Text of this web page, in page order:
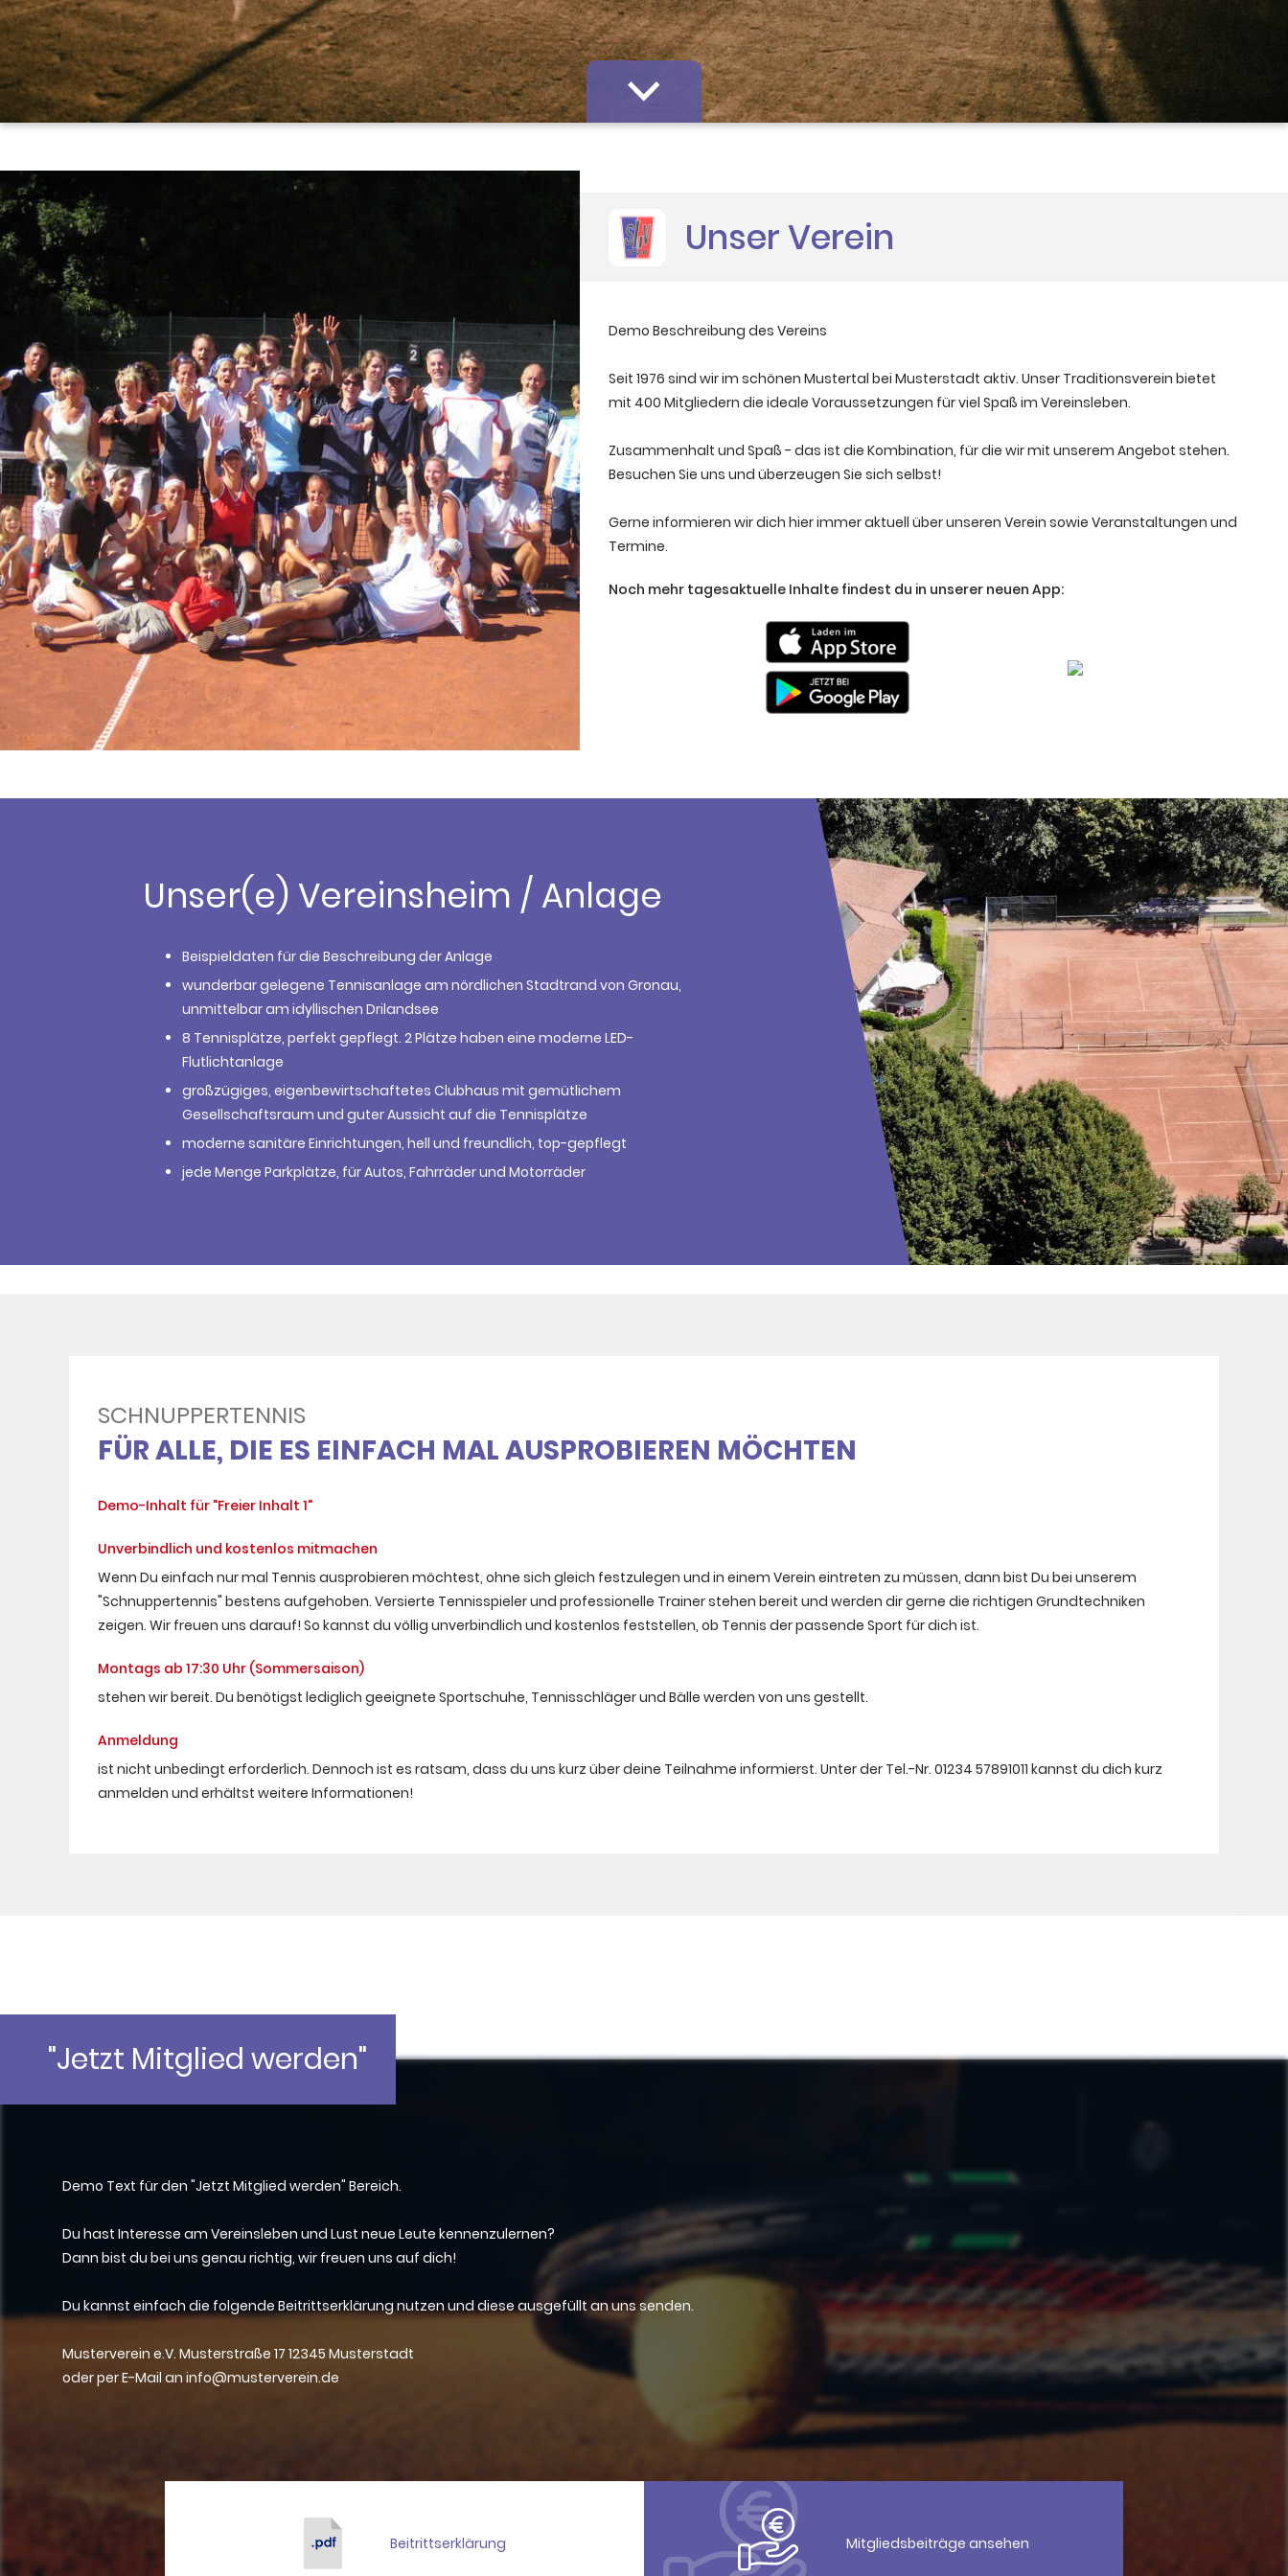
Unser Verein
Demo Beschreibung des Vereins
Seit 1976 sind wir im schönen Mustertal bei Musterstadt aktiv. Unser Traditionsverein bietet
mit 400 Mitgliedern die ideale Voraussetzungen für viel Spaß im Vereinsleben.
Zusammenhalt und Spaß - das ist die Kombination, für die wir mit unserem Angebot stehen.
Besuchen Sie uns und überzeugen Sie sich selbst!
Gerne informieren wir dich hier immer aktuell über unseren Verein sowie Veranstaltungen und
Termine.
Noch mehr tagesaktuelle Inhalte findest du in unserer neuen App:
Unser(e) Vereinsheim / Anlage
Beispieldaten für die Beschreibung der Anlage
wunderbar gelegene Tennisanlage am nördlichen Stadtrand von Gronau,
unmittelbar am idyllischen Drilandsee
8 Tennisplätze, perfekt gepflegt. 2 Plätze haben eine moderne LED-
Flutlichtanlage
großzügiges, eigenbewirtschaftetes Clubhaus mit gemütlichem
Gesellschaftsraum und guter Aussicht auf die Tennisplätze
moderne sanitäre Einrichtungen, hell und freundlich, top-gepflegt
jede Menge Parkplätze, für Autos, Fahrräder und Motorräder
SCHNUPPERTENNIS
FÜR ALLE, DIE ES EINFACH MAL AUSPROBIEREN MÖCHTEN
Demo-Inhalt für "Freier Inhalt 1"
Unverbindlich und kostenlos mitmachen
Wenn Du einfach nur mal Tennis ausprobieren möchtest, ohne sich gleich festzulegen und in einem Verein eintreten zu müssen, dann bist Du bei unserem
"Schnuppertennis" bestens aufgehoben. Versierte Tennisspieler und professionelle Trainer stehen bereit und werden dir gerne die richtigen Grundtechniken
zeigen. Wir freuen uns darauf! So kannst du völlig unverbindlich und kostenlos feststellen, ob Tennis der passende Sport für dich ist.
Montags ab 17:30 Uhr (Sommersaison)
stehen wir bereit. Du benötigst lediglich geeignete Sportschuhe, Tennisschläger und Bälle werden von uns gestellt.
Anmeldung
ist nicht unbedingt erforderlich. Dennoch ist es ratsam, dass du uns kurz über deine Teilnahme informierst. Unter der Tel.-Nr. 01234 57891011 kannst du dich kurz
anmelden und erhältst weitere Informationen!
"Jetzt Mitglied werden"
Demo Text für den "Jetzt Mitglied werden" Bereich.
Du hast Interesse am Vereinsleben und Lust neue Leute kennenzulernen?
Dann bist du bei uns genau richtig, wir freuen uns auf dich!
Du kannst einfach die folgende Beitrittserklärung nutzen und diese ausgefüllt an uns senden.
Musterverein e.V. Musterstraße 17 12345 Musterstadt
oder per E-Mail an info@musterverein.de
Beitrittserklärung Mitgliedsbeiträge ansehen